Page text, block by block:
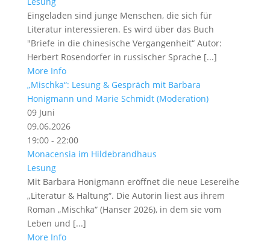
Eingeladen sind junge Menschen, die sich für
Literatur interessieren. Es wird über das Buch
"Briefe in die chinesische Vergangenheit“ Autor:
Herbert Rosendorfer in russischer Sprache [...]
More Info
„Mischka“: Lesung & Gespräch mit Barbara
Honigmann und Marie Schmidt (Moderation)
09 Juni
09.06.2026
19:00 - 22:00
Monacensia im Hildebrandhaus
Lesung
Mit Barbara Honigmann eröffnet die neue Lesereihe
„Literatur & Haltung“. Die Autorin liest aus ihrem
Roman „Mischka“ (Hanser 2026), in dem sie vom
Leben und [...]
More Info